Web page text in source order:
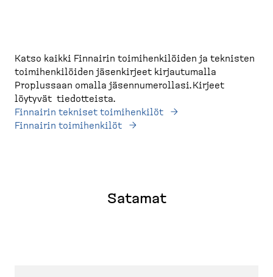
Katso kaikki Finnairin toimihenkilöiden ja teknisten
toimihenkilöiden jäsenkirjeet kirjautumalla
Proplussaan omalla jäsennumerollasi. Kirjeet
löytyvät tiedotteista.
Finnairin tekniset toimihenkilöt
Finnairin toimihenkilöt
Satamat